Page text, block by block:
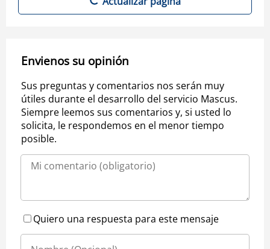
Envienos su opinión
Sus preguntas y comentarios nos serán muy
útiles durante el desarrollo del servicio Mascus.
Siempre leemos sus comentarios y, si usted lo
solicita, le respondemos en el menor tiempo
posible.
Quiero una respuesta para este mensaje